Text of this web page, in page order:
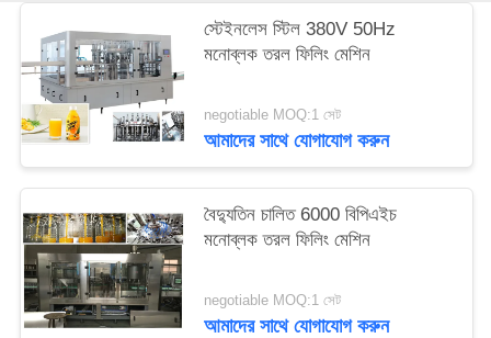
স্টেইনলেস স্টিল 380V 50Hz
মনোব্লক তরল ফিলিং মেশিন
negotiable MOQ:1 সেট
আমাদের সাথে যোগাযোগ করুন
বৈদ্যুতিন চালিত 6000 বিপিএইচ
মনোব্লক তরল ফিলিং মেশিন
negotiable MOQ:1 সেট
আমাদের সাথে যোগাযোগ করুন